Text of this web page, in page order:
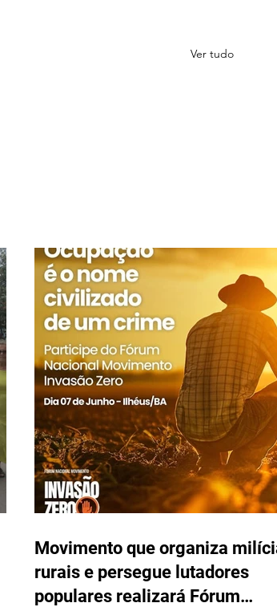
Ver tudo
Movimento que organiza
milícias rurais e persegue
lutadores populares realizará
Fórum Nacional em Ilhéus
em junho
Movimento que organiza
rurais e persegue lutadores
populares realizará Fórum